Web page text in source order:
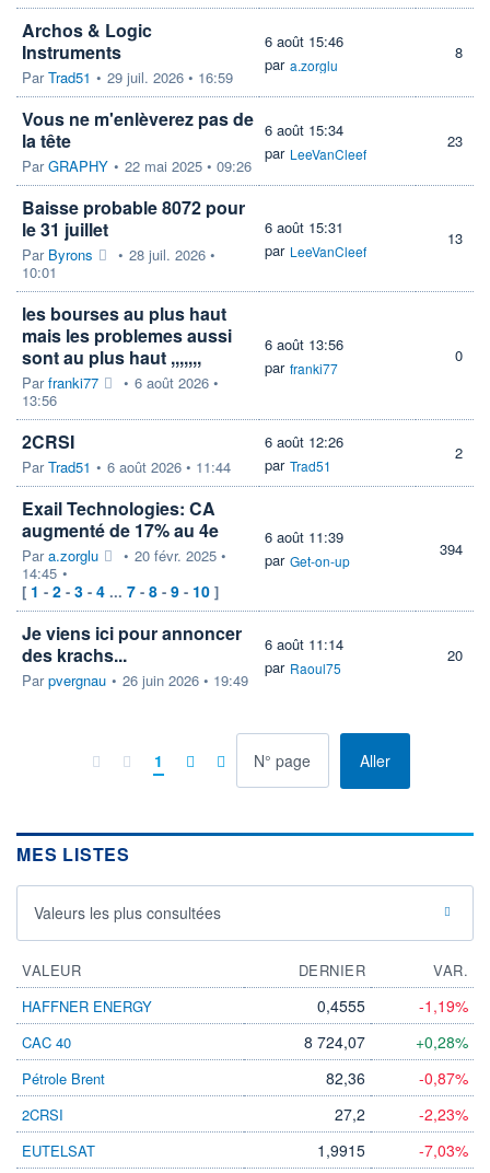
Archos & Logic
Instruments
ParTrad51 • 29 juil. 2026 • 16:59
6 août 15:46
par a.zorglu
8
Vous ne m'enlèverez pas de
la tête
ParGRAPHY • 22 mai 2025 • 09:26
6 août 15:34
par LeeVanCleef
23
Baisse probable 8072 pour
le 31 juillet
Par Byrons • 28 juil. 2026 •
10:01
6 août 15:31
par LeeVanCleef
13
les bourses au plus haut
mais les problemes aussi
sont au plus haut ,,,,,,,
Parfranki77 • 6 août 2026 •
13:56
6 août 13:56
par franki77
0
2CRSI
ParTrad51 • 6 août 2026 • 11:44
6 août 12:26
par Trad51
2
Exail Technologies: CA
augmenté de 17% au 4e
Para.zorglu • 20 févr. 2025 •
14:45 •
[ 1 - 2 - 3 - 4 ... 7 - 8 - 9 - 10 ]
6 août 11:39
par Get-on-up
394
Je viens ici pour annoncer
des krachs...
Parpvergnau • 26 juin 2026 • 19:49
6 août 11:14
par Raoul75
20
1 Allerà la page
MES LISTES
Valeurs les plus consultées
VALEUR DERNIER
VAR.
HAFFNER ENERGY
0,4555 -1,19%
CAC 40 8 724,07 +0,28%
Pétrole Brent 82,36 -0,87%
2CRSI 27,2 -2,23%
EUTELSAT 1,9915 -7,03%